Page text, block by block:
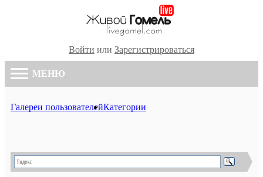
Войти или Зарегистрироваться
МЕНЮ
Галереи пользователейКатегории